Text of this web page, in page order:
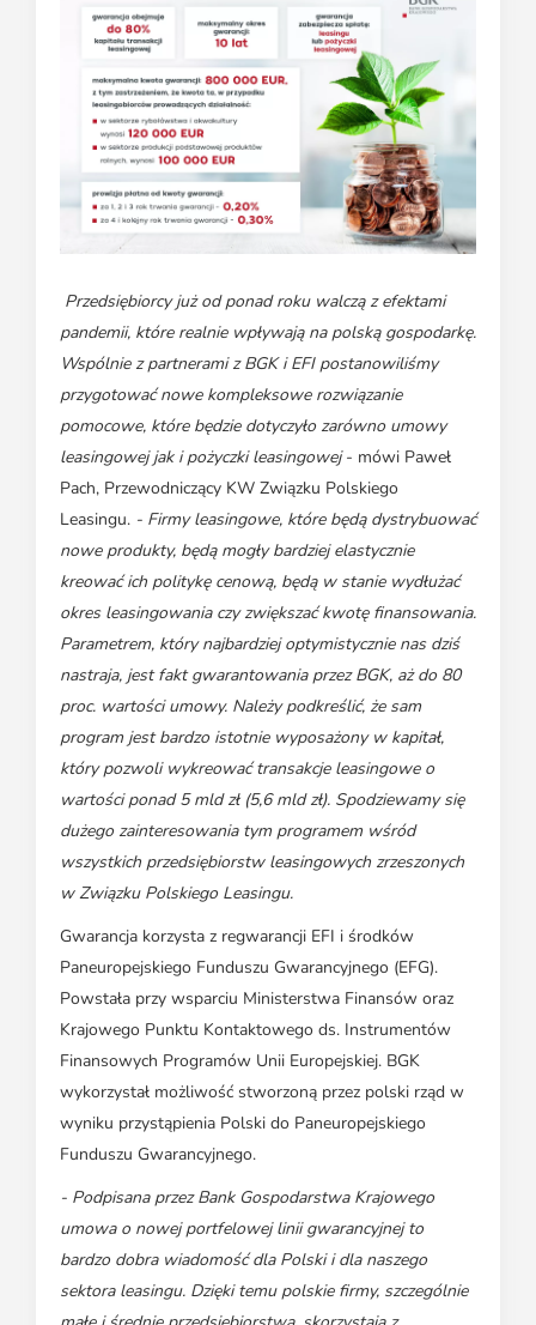
Przedsiębiorcy już od ponad roku walczą z efektami
pandemii, które realnie wpływają na polską gospodarkę.
Wspólnie z partnerami z BGK i EFI postanowiliśmy
przygotować nowe kompleksowe rozwiązanie
pomocowe, które będzie dotyczyło zarówno umowy
leasingowej jak i pożyczki leasingowej- mówi Paweł
Pach, Przewodniczący KW Związku Polskiego
Leasingu. - Firmy leasingowe, które będą dystrybuować
nowe produkty, będą mogły bardziej elastycznie
kreować ich politykę cenową, będą w stanie wydłużać
okres leasingowania czy zwiększać kwotę finansowania.
Parametrem, który najbardziej optymistycznie nas dziś
nastraja, jest fakt gwarantowania przez BGK, aż do 80
proc. wartości umowy. Należy podkreślić, że sam
program jest bardzo istotnie wyposażony w kapitał,
który pozwoli wykreować transakcje leasingowe o
wartości ponad 5 mld zł (5,6 mld zł). Spodziewamy się
dużego zainteresowania tym programem wśród
wszystkich przedsiębiorstw leasingowych zrzeszonych
w Związku Polskiego Leasingu.
Gwarancja korzysta z regwarancji EFI i środków
Paneuropejskiego Funduszu Gwarancyjnego (EFG).
Powstała przy wsparciu Ministerstwa Finansów oraz
Krajowego Punktu Kontaktowego ds. Instrumentów
Finansowych Programów Unii Europejskiej. BGK
wykorzystał możliwość stworzoną przez polski rząd w
wyniku przystąpienia Polski do Paneuropejskiego
Funduszu Gwarancyjnego.
- Podpisana przez Bank Gospodarstwa Krajowego
umowa o nowej portfelowej linii gwarancyjnej to
bardzo dobra wiadomość dla Polski i dla naszego
sektora leasingu. Dzięki temu polskie firmy, szczególnie